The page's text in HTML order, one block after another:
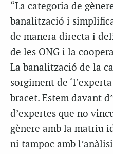
“La categoria de
banalització i
de manera directa i
de les ONG i la
La banalització de la
sorgiment de
bracet. Estem davant
d’expertes que no
gènere amb la matriu
ni tampoc amb